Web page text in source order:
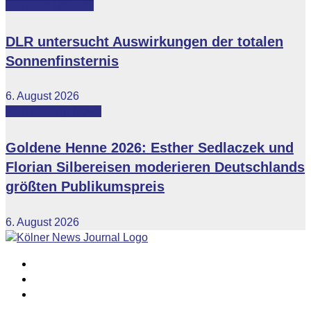
DLR untersucht Auswirkungen der totalen
Sonnenfinsternis
6. August 2026
Goldene Henne 2026: Esther Sedlaczek und
Florian Silbereisen moderieren Deutschlands
größten Publikumspreis
6. August 2026